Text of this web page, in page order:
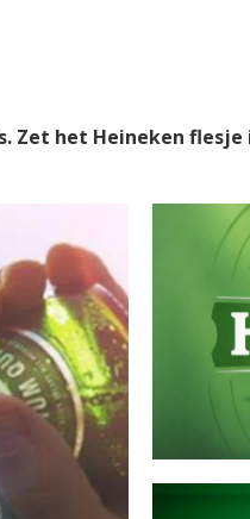
het Heineken flesje